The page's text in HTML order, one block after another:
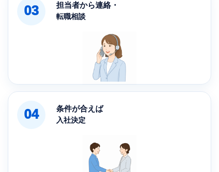
03
担当者から連絡・
転職相談
04
条件が合えば
入社決定